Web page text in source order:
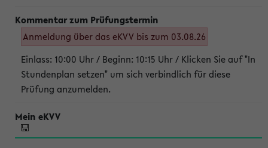
Anmeldung über das eKVV bis zum 03.08.26
Einlass: 10:00 Uhr / Beginn: 10:15 Uhr / Klicken Sie auf "In
Stundenplan setzen" um sich verbindlich für diese
Prüfung anzumelden.